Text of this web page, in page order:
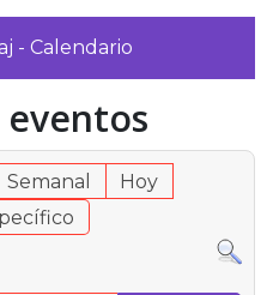
- Calendario
Semanal
Hoy